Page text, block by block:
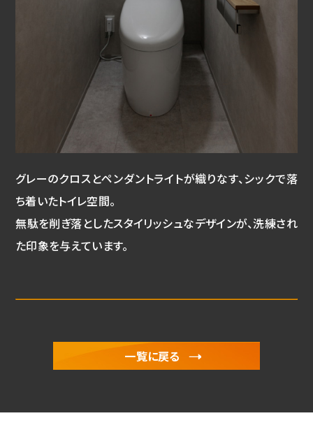
グレーのクロスとペンダントライトが織りなす、シックで落
ち着いたトイレ空間。
無駄を削ぎ落としたスタイリッシュなデザインが、洗練され
た印象を与えています。
一覧に戻る